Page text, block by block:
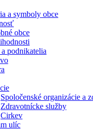
a symboly obce
obce
podnikatelia
Spoločenské organizácie a
Zdravotnícke služby
Cirkev
ulíc